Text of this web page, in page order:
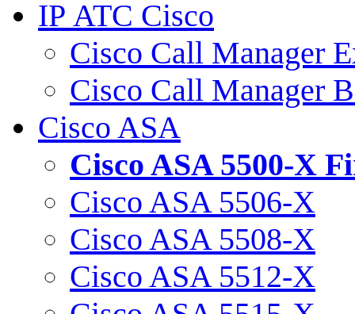
IP АТС Cisco
Cisco Call Manager
Cisco Call Manager
Cisco ASA
Cisco ASA 5500-X
Cisco ASA 5506-X
Cisco ASA 5508-X
Cisco ASA 5512-X